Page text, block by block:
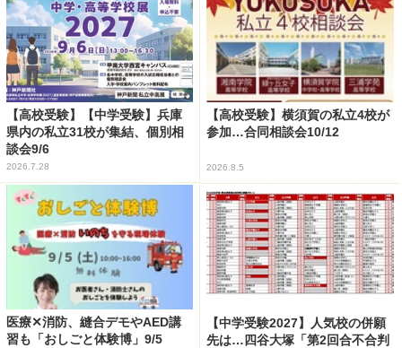
【高校受験】【中学受験】兵庫
県内の私立31校が集結、個別相
談会9/6
2026.7.28
【高校受験】横須賀の私立4校が
参加…合同相談会10/12
2026.8.5
医療✕消防、縫合デモやAED講
習も「おしごと体験博」9/5
【中学受験2027】人気校の併願
先は…四谷大塚「第2回合不合判